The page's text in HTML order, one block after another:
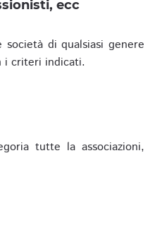
ecc
di qualsiasi genere
i criteri indicati.
tutte la associazioni,